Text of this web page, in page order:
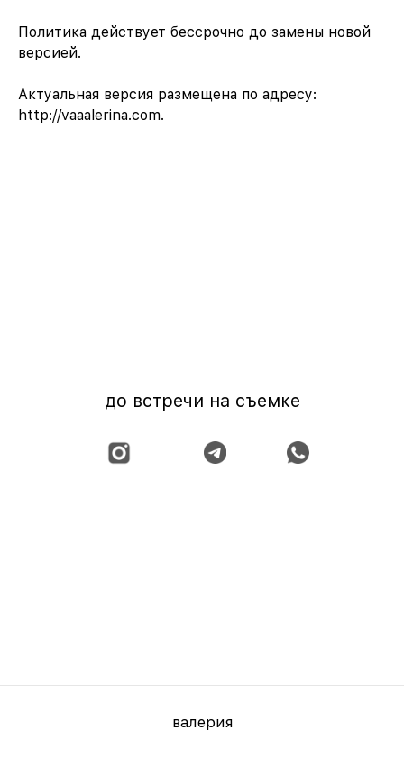
Политика действует бессрочно до замены новой
версией.
Актуальная версия размещена по адресу:
http://vaaalerina.com.